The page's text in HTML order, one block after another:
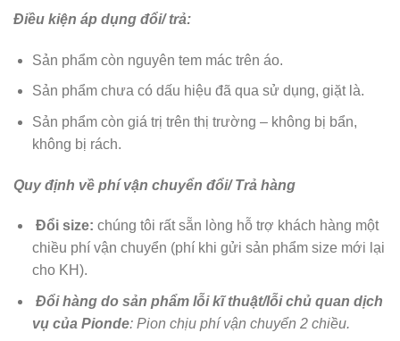
Điều kiện áp dụng đổi/ trả:
Sản phẩm còn nguyên tem mác trên áo.
Sản phẩm chưa có dấu hiệu đã qua sử dụng, giặt là.
Sản phẩm còn giá trị trên thị trường – không bị bẩn,
không bị rách.
Quy định về phí vận chuyển đổi/ Trả hàng
Đổi size: chúng tôi rất sẵn lòng hỗ trợ khách hàng một
chiều phí vận chuyển (phí khi gửi sản phẩm size mới lại
cho KH).
Đổi hàng do sản phẩm lỗi kĩ thuật/lỗi chủ quan dịch
vụ của Pionde: Pion chịu phí vận chuyển 2 chiều.